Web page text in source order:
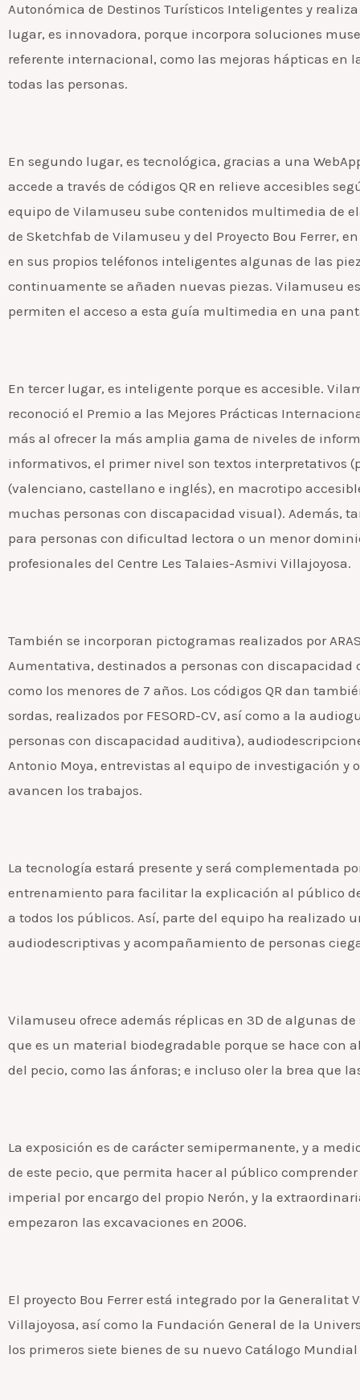
Autonómica de Destinos Turísticos Inteligentes y
lugar, es innovadora, porque incorpora soluciones
referente internacional, como las mejoras hápticas en
todas las personas.
En segundo lugar, es tecnológica, gracias a una
accede a través de códigos QR en relieve accesibles
equipo de Vilamuseu sube contenidos multimedia de
de Sketchfab de Vilamuseu y del Proyecto Bou Ferrer,
en sus propios teléfonos inteligentes algunas de las
continuamente se añaden nuevas piezas. Vilamuseu
permiten el acceso a esta guía multimedia en una
En tercer lugar, es inteligente porque es accesible.
reconoció el Premio a las Mejores Prácticas
más al ofrecer la más amplia gama de niveles de
informativos, el primer nivel son textos interpretativos
(valenciano, castellano e inglés), en macrotipo
muchas personas con discapacidad visual). Además,
para personas con dificultad lectora o un menor
profesionales del Centre Les Talaies-Asmivi Villajoyosa.
También se incorporan pictogramas realizados por
Aumentativa, destinados a personas con
como los menores de 7 años. Los códigos QR dan
sordas, realizados por FESORD-CV, así como a la
personas con discapacidad auditiva),
Antonio Moya, entrevistas al equipo de investigación
avancen los trabajos.
La tecnología estará presente y será complementada
entrenamiento para facilitar la explicación al público
a todos los públicos. Así, parte del equipo ha realizado
audiodescriptivas y acompañamiento de personas
Vilamuseu ofrece además réplicas en 3D de algunas
que es un material biodegradable porque se hace con
del pecio, como las ánforas; e incluso oler la brea que
La exposición es de carácter semipermanente, y a
de este pecio, que permita hacer al público
imperial por encargo del propio Nerón, y la
empezaron las excavaciones en 2006.
El proyecto Bou Ferrer está integrado por la
Villajoyosa, así como la Fundación General de la
los primeros siete bienes de su nuevo Catálogo